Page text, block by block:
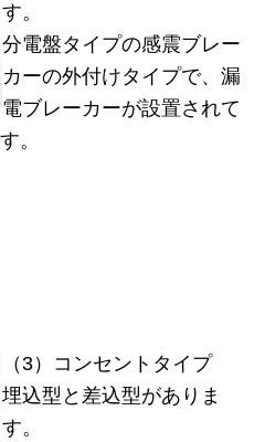
す。
分電盤タイプの感震ブレー
カーの外付けタイプで、漏
電ブレーカーが設置されて
。
（3）コンセントタイプ
埋込型と差込型がありま
す。